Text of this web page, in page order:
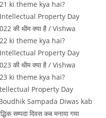
ki theme kya hai?
Property Day
की थीम क्‍या है / Vishwa
ki theme kya hai?
Property Day
की थीम क्‍या है / Vishwa
ki theme kya hai?
Property Day
Sampada Diwas kab
सम्पदा दिवस कब मनाया गया